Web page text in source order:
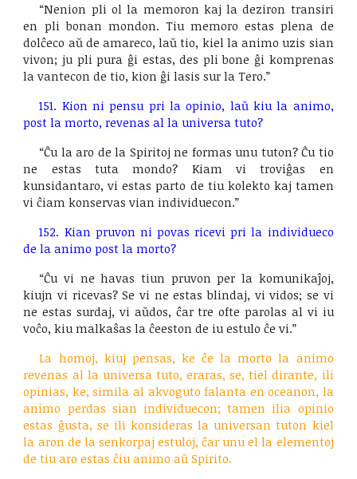
“Nenion pli ol la memoron kaj la deziron transiri
en pli bonan mondon. Tiu memoro estas plena de
dolĉeco aŭ de amareco, laŭ tio, kiel la animo uzis sian
vivon; ju pli pura ĝi estas, des pli bone ĝi komprenas
la vantecon de tio, kion ĝi lasis sur la Tero.”
151. Kion ni pensu pri la opinio, laŭ kiu la animo,
post la morto, revenas al la universa tuto?
“Ĉu la aro de la Spiritoj ne formas unu tuton? Ĉu tio
ne estas tuta mondo? Kiam vi troviĝas en
kunsidantaro, vi estas parto de tiu kolekto kaj tamen
vi ĉiam konservas vian individuecon.”
152. Kian pruvon ni povas ricevi pri la individueco
de la animo post la morto?
“Ĉu vi ne havas tiun pruvon per la komunikaĵoj,
kiujn vi ricevas? Se vi ne estas blindaj, vi vidos; se vi
ne estas surdaj, vi aŭdos, ĉar tre ofte parolas al vi iu
voĉo, kiu malkaŝas la ĉeeston de iu estulo ĉe vi.”
La homoj, kiuj pensas, ke ĉe la morto la animo
revenas al la universa tuto, eraras, se, tiel dirante, ili
opinias, ke, simila al akvoguto falanta en oceanon, la
animo perdas sian individuecon; tamen ilia opinio
estas ĝusta, se ili konsideras la universan tuton kiel
la aron de la senkorpaj estuloj, ĉar unu el la elementoj
de tiu aro estas ĉiu animo aŭ Spirito.